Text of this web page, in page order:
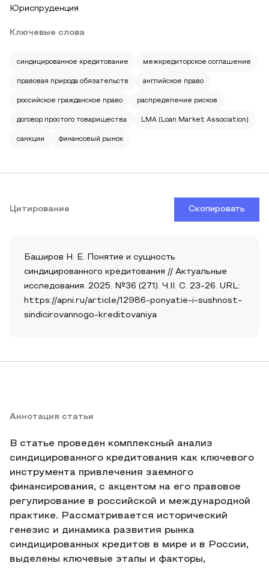
Юриспруденция
Ключевые слова
синдицированное кредитование межкредиторское соглашение
правовая природа обязательств английское право
российское гражданское право распределение рисков
договор простого товарищества LMA (Loan Market Association)
санкции финансовый рынок
Цитирование Скопировать
Баширов Н. Е. Понятие и сущность
синдицированного кредитования // Актуальные
исследования. 2025. №36 (271). Ч.II. С. 23-26. URL:
https://apni.ru/article/12986-ponyatie-i-sushnost-
sindicirovannogo-kreditovaniya
Аннотация статьи
В статье проведен комплексный анализ
синдицированного кредитования как ключевого
инструмента привлечения заемного
финансирования, с акцентом на его правовое
регулирование в российской и международной
практике. Рассматривается исторический
генезис и динамика развития рынка
синдицированных кредитов в мире и в России,
выделены ключевые этапы и факторы,